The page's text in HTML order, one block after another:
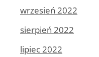
wrzesień 2022
sierpień 2022
lipiec 2022